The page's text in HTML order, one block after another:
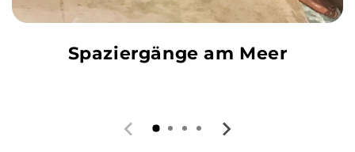
Spaziergänge am Meer